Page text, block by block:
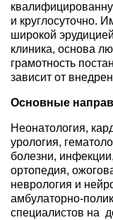
и круглосуточно.
широкой
клиника, основа
грамотность
зависит от
Основные
Неонатология,
урология,
болезни,
ортопедия,
неврология и
амбулаторно-
специалистов на